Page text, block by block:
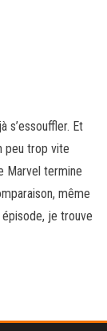
s’essouffler. Et
peu trop vite
Marvel termine
même
épisode, je trouve